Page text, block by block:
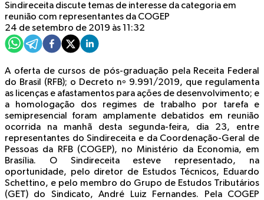
Sindireceita discute temas de interesse da categoria em
reunião com representantes da COGEP
24 de setembro de 2019 às 11:32
A oferta de cursos de pós-graduação pela Receita Federal
do Brasil (RFB); o Decreto nº 9.991/2019, que regulamenta
as licenças e afastamentos para ações de desenvolvimento; e
a homologação dos regimes de trabalho por tarefa e
semipresencial foram amplamente debatidos em reunião
ocorrida na manhã desta segunda-feira, dia 23, entre
representantes do Sindireceita e da Coordenação-Geral de
Pessoas da RFB (COGEP), no Ministério da Economia, em
Brasília. O Sindireceita esteve representado, na
oportunidade, pelo diretor de Estudos Técnicos, Eduardo
Schettino, e pelo membro do Grupo de Estudos Tributários
(GET) do Sindicato, André Luiz Fernandes. Pela COGEP